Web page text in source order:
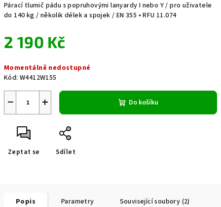
Párací tlumič pádu s popruhovými lanyardy I nebo Y / pro uživatele
do 140 kg / několik délek a spojek / EN 355 • RFU 11.074
2 190 Kč
cena:
Momentálně nedostupné
Kód: W4412W155
+
− Do košíku
Zeptat se Sdílet
Popis Parametry Související soubory (2)